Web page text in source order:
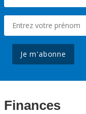
Je m'abonne
Finances